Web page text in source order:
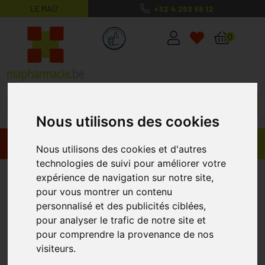
Nous utilisons des cookies
Nous utilisons des cookies et d'autres
technologies de suivi pour améliorer votre
expérience de navigation sur notre site,
pour vous montrer un contenu
personnalisé et des publicités ciblées,
pour analyser le trafic de notre site et
pour comprendre la provenance de nos
visiteurs.
LE MAG’ +32 4 263 56 12
MaPharmacie.be ma santé, mes
0
Promos Produits
Lierac